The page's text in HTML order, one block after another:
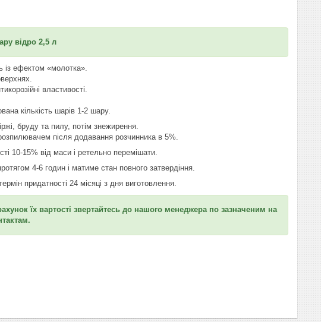
відро 2,5 л
із ефектом «молотка».
властивості.
кількість шарів 1-2 шару.
бруду та пилу, потім знежирення.
після додавання розчинника в 5%.
10-15% від маси і ретельно перемішати.
4-6 годин і матиме стан повного затвердіння.
придатності 24 місяці з дня виготовлення.
їх вартості звертайтесь до нашого менеджера по зазначеним на